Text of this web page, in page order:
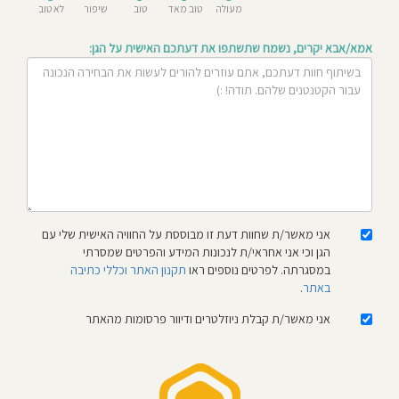
מעולה טוב מאד טוב
שיפור
לא טוב
אמא/אבא יקרים, נשמח שתשתפו את דעתכם האישית על הגן:
אני מאשר/ת שחוות דעת זו מבוססת על החוויה האישית שלי עם
הגן וכי אני אחראי/ת לנכונות המידע והפרטים שמסרתי
במסגרתה. לפרטים נוספים ראו תקנון האתר וכללי כתיבה
באתר.
אני מאשר/ת קבלת ניוזלטרים ודיוור פרסומות מהאתר